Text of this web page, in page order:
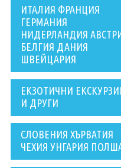
ИТАЛИЯ ФРАНЦИЯ
ГЕРМАНИЯ
НИДЕРЛАНДИЯ
БЕЛГИЯ ДАНИЯ
ШВЕЙЦАРИЯ
ЕКЗОТИЧНИ
И ДРУГИ
СЛОВЕНИЯ ХЪРВАТИЯ
ЧЕХИЯ УНГАРИЯ